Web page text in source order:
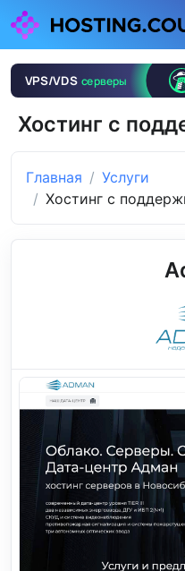
Хостинг с
Главная
Услуги
Хостинг с